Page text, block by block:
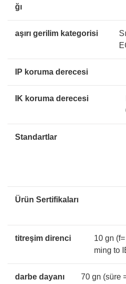
ğı
aşırı gerilim kategorisi
IP koruma derecesi
IK koruma derecesi
Standartlar
Ürün Sertifikaları
titreşim direnci
10 gn
ming to
darbe dayanı
70 gn (süre